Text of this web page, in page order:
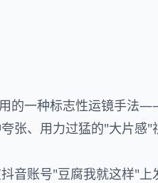
用的一种标志性运镜手法
张、用力过猛的"大片感"
音账号"豆腐我就这样"上